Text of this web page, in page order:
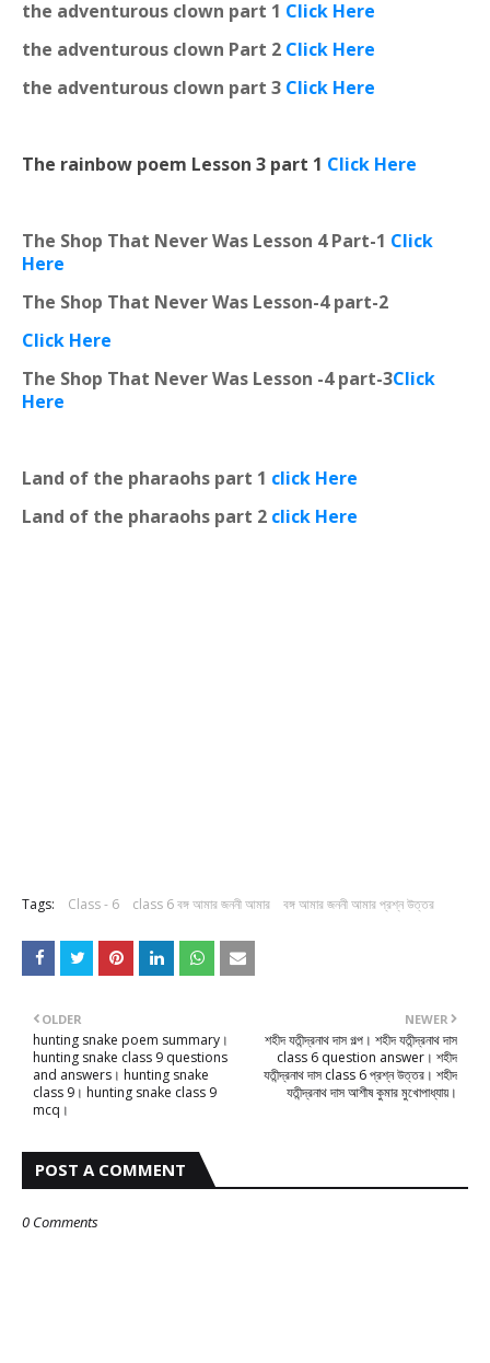
the adventurous clown part 1 Click Here
the adventurous clown Part 2 Click Here
the adventurous clown part 3 Click Here
The rainbow poem Lesson 3 part 1 Click Here
The Shop That Never Was Lesson 4 Part-1 Click
Here
The Shop That Never Was Lesson-4 part-2
Click Here
The Shop That Never Was Lesson -4 part-3Click
Here
Land of the pharaohs part 1 click Here
Land of the pharaohs part 2 click Here
Tags: Class - 6 class 6 বঙ্গ আমার জননী আমার বঙ্গ আমার জননী আমার প্রশ্ন উত্তর
NEWER
শহীদ যতীন্দ্রনাথ দাস গল্প। শহীদ যতীন্দ্রনাথ দাস
class 6 question answer। শহীদ
যতীন্দ্রনাথ দাস class 6 প্রশ্ন উত্তর। শহীদ
যতীন্দ্রনাথ দাস আশীষ কুমার মুখোপাধ্যায়।
OLDER
hunting snake poem summary।
hunting snake class 9 questions
and answers। hunting snake
class 9। hunting snake class 9
mcq।
POST A COMMENT
0 Comments